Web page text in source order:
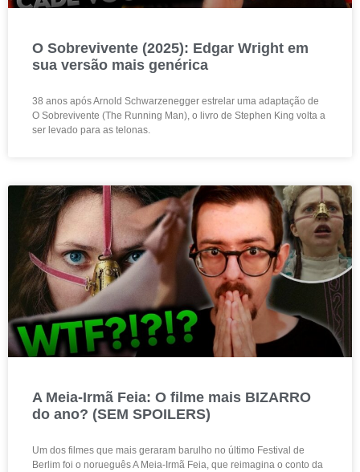
O Sobrevivente (2025): Edgar Wright em
sua versão mais genérica
38 anos após Arnold Schwarzenegger estrelar uma adaptação de
O Sobrevivente (The Running Man), o livro de Stephen King volta a
ser levado para as telonas.
A Meia-Irmã Feia: O filme mais BIZARRO
do ano? (SEM SPOILERS)
Um dos filmes que mais geraram barulho no último Festival de
Berlim foi o norueguês A Meia-Irmã Feia, que reimagina o conto da